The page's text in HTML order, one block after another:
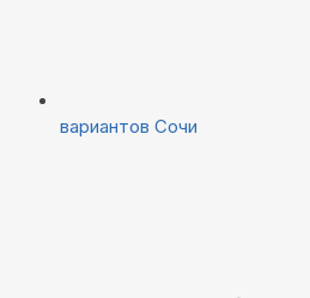
вариантов Сочи